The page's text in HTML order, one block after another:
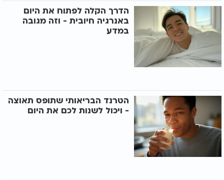
הדרך הקלה לפתוח את היום
באנרגיה חיובית - וזה מגובה
במדע
הטרנד הבריאותי שתופס תאוצה
- ויכול לשנות לכם את היום